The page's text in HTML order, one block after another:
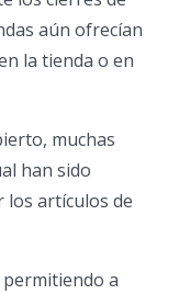
aún ofrecían
la tienda o en
muchas
han sido
los artículos de
a